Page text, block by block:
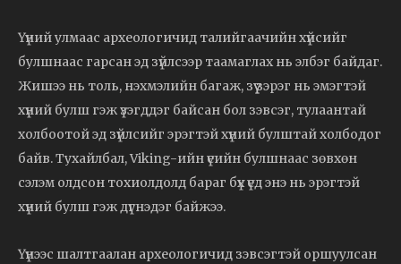
Үүний улмаас археологичид талийгаачийн хүйсийг
булшнаас гарсан эд зүйлсээр таамаглах нь элбэг байдаг.
Жишээ нь толь, нэхмэлийн багаж, зүү зэрэг нь эмэгтэй
хүний булш гэж үзэгддэг байсан бол зэвсэг, тулаантай
холбоотой эд зүйлсийг эрэгтэй хүний булштай холбодог
байв. Тухайлбал, Viking-ийн үеийн булшнаас зөвхөн
сэлэм олдсон тохиолдолд бараг бүх үед энэ нь эрэгтэй
хүний булш гэж дүгнэдэг байжээ.
Үүнээс шалтгаалан археологичид зэвсэгтэй оршуулсан